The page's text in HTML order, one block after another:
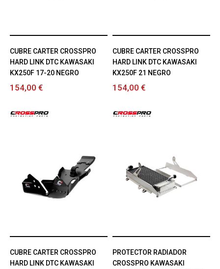
CUBRE CARTER CROSSPRO
HARD LINK DTC KAWASAKI
KX250F 17-20 NEGRO
154,00 €
CUBRE CARTER CROSSPRO
HARD LINK DTC KAWASAKI
KX250F 21 NEGRO
154,00 €
CUBRE CARTER CROSSPRO
HARD LINK DTC KAWASAKI
PROTECTOR RADIADOR
CROSSPRO KAWASAKI